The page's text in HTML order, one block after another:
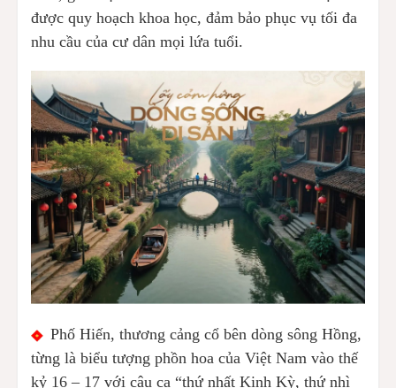
được quy hoạch khoa học, đảm bảo phục vụ tối đa
nhu cầu của cư dân mọi lứa tuổi.
Phố Hiến, thương cảng cổ bên dòng sông Hồng,
từng là biểu tượng phồn hoa của Việt Nam vào thế
kỷ 16 – 17 với câu ca “thứ nhất Kinh Kỳ, thứ nhì